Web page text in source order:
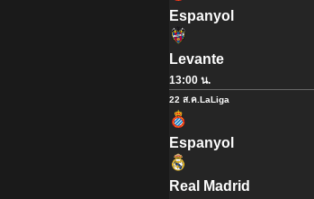
Espanyol
Levante
13:00 น.
22 ส.ค.LaLiga
Espanyol
Real Madrid